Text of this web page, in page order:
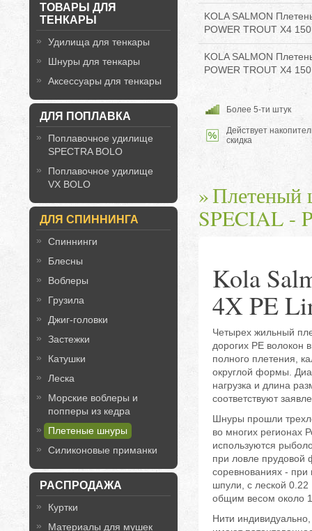
ТОВАРЫ ДЛЯ
ТЕНКАРЫ
Удилища для тенкары
Шнуры для тенкары
Аксессуары для тенкары
ДЛЯ ПОПЛАВКА
Поплавочное удилище
SPECTRA BOLO
Поплавочное удилище
VX BOLO
ДЛЯ СПИННИНГА
Спиннинги
Блесны
Воблеры
Грузила
Джиг-головки
Застежки
Катушки
Леска
Морские воблеры и
попперы из кедра
Плетеные шнуры
Силиконовые приманки
РАСПРОДАЖА
Куртки
Материалы для мушек
KOLA SALMON
POWER TROUT X4
KOLA SALMON
POWER TROUT X4
Более 5-ти штук
Действует
скидка
Плетеный
SPECIAL -
Kola
4X PE
Четырех жильный
дорогих PE волокон
полного плетения,
округлой формы.
нагрузка и длина
соответствуют
Шнуры прошли
во многих регионах
используются
при ловле прудовой
соревнованиях -
шпули, с леской 0.22
общим весом около 1
Нити